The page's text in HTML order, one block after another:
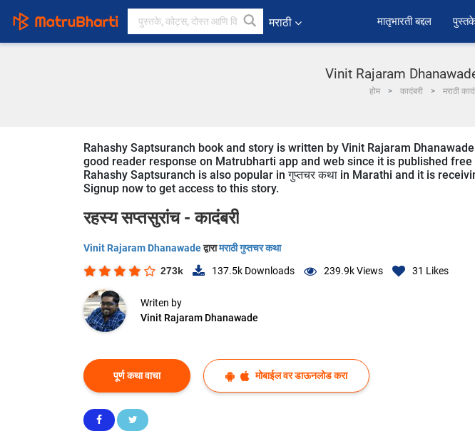
मराठी ﻿मातृभारती बद्दल
Vinit Rajaram Dhanawade
होम कादंबरी मराठी
Rahashy Saptsuranch book and story is written by Vinit Rajaram
good reader response on Matrubharti app and web since it is published
Rahashy Saptsuranch is also popular in गुप्तचर कथा in Marathi and it is
Signup now to get access to this story.
रहस्य सप्तसुरांच -कादंबरी
Vinit Rajaram Dhanawadeद्वारामराठी गुप्तचर कथा
273k 137.5k Downloads 239.9kViews 31 Likes
Writen by
Vinit Rajaram Dhanawade
पूर्ण कथा वाचा मोबाईल वर डाऊनलोड करा